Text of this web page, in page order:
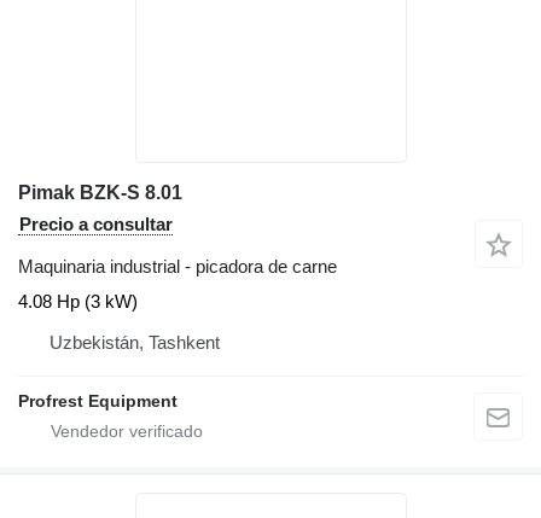
Pimak BZK-S 8.01
Precio a consultar
Maquinaria industrial - picadora de carne
4.08 Hp (3 kW)
Uzbekistán, Tashkent
Profrest Equipment